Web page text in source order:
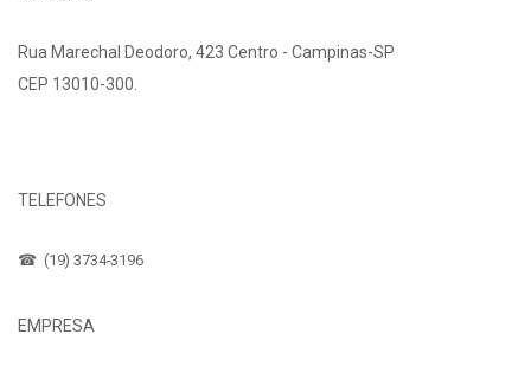
Rua Marechal Deodoro, 423 Centro - Campinas-SP
CEP 13010-300.
TELEFONES
☎ (19) 3734-3196
EMPRESA